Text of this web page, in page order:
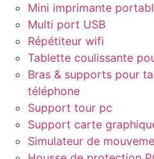
Mini imprimante
Multi port USB
Répétiteur wifi
Tablette coulissante
Bras & supports pour
téléphone
Support tour pc
Support carte
Simulateur de